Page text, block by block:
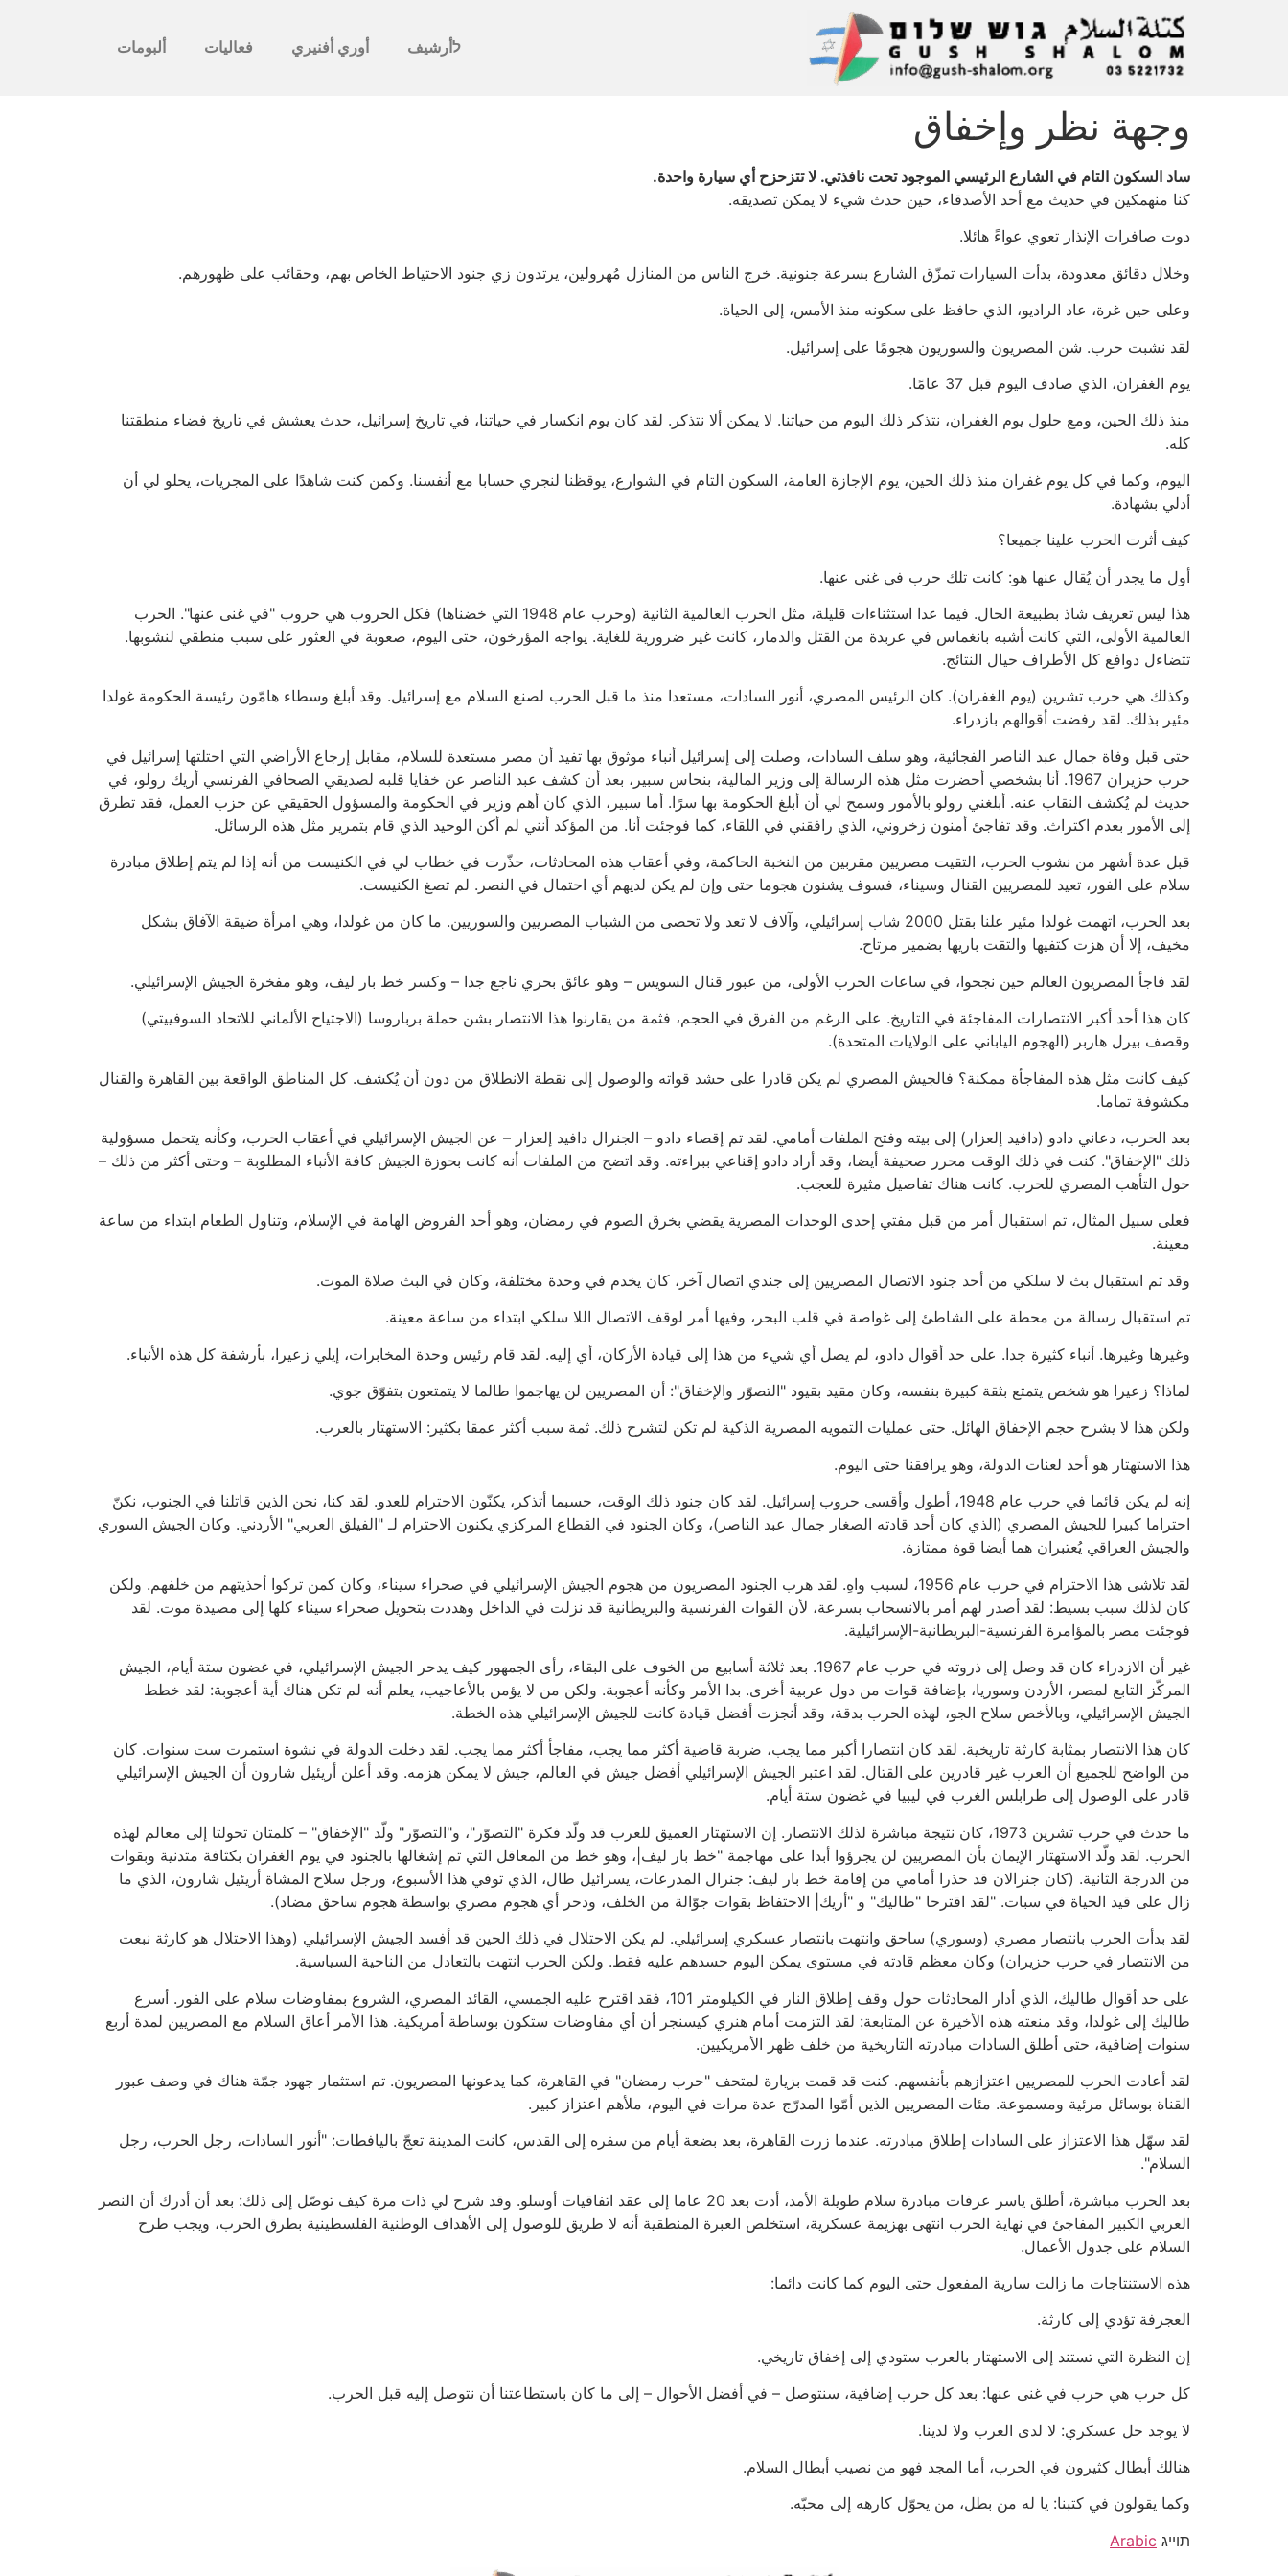
לأرشيف أوري أفنيري فعاليات ألبومات
وجهة نظر وإخفاق
ساد السكون التام في الشارع الرئيسي الموجود تحت نافذتي. لا تتزحزح أي سيارة واحدة.
كنا منهمكين في حديث مع أحد الأصدقاء، حين حدث شيء لا يمكن تصديقه.
دوت صافرات الإنذار تعوي عواءً هائلا.
وخلال دقائق معدودة، بدأت السيارات تمزّق الشارع بسرعة جنونية. خرج الناس من المنازل مُهرولين، يرتدون زي جنود الاحتياط الخاص بهم، وحقائب على ظهورهم.
وعلى حين غرة، عاد الراديو، الذي حافظ على سكونه منذ الأمس، إلى الحياة.
لقد نشبت حرب. شن المصريون والسوريون هجومًا على إسرائيل.
يوم الغفران، الذي صادف اليوم قبل 37 عامًا.
منذ ذلك الحين، ومع حلول يوم الغفران، نتذكر ذلك اليوم من حياتنا. لا يمكن ألا نتذكر. لقد كان يوم انكسار في حياتنا، في تاريخ إسرائيل، حدث يعشش في تاريخ فضاء منطقتنا
كله.
اليوم، وكما في كل يوم غفران منذ ذلك الحين، يوم الإجازة العامة، السكون التام في الشوارع، يوقظنا لنجري حسابا مع أنفسنا. وكمن كنت شاهدًا على المجريات، يحلو لي أن
أدلي بشهادة.
كيف أثرت الحرب علينا جميعا؟
أول ما يجدر أن يُقال عنها هو: كانت تلك حرب في غنى عنها.
هذا ليس تعريف شاذ بطبيعة الحال. فيما عدا استثناءات قليلة، مثل الحرب العالمية الثانية (وحرب عام 1948 التي خضناها) فكل الحروب هي حروب "في غنى عنها". الحرب
العالمية الأولى، التي كانت أشبه بانغماس في عربدة من القتل والدمار، كانت غير ضرورية للغاية. يواجه المؤرخون، حتى اليوم، صعوبة في العثور على سبب منطقي لنشوبها.
تتضاءل دوافع كل الأطراف حيال النتائج.
وكذلك هي حرب تشرين (يوم الغفران). كان الرئيس المصري، أنور السادات، مستعدا منذ ما قبل الحرب لصنع السلام مع إسرائيل. وقد أبلغ وسطاء هامّون رئيسة الحكومة غولدا
مئير بذلك. لقد رفضت أقوالهم بازدراء.
حتى قبل وفاة جمال عبد الناصر الفجائية، وهو سلف السادات، وصلت إلى إسرائيل أنباء موثوق بها تفيد أن مصر مستعدة للسلام، مقابل إرجاع الأراضي التي احتلتها إسرائيل في
حرب حزيران 1967. أنا بشخصي أحضرت مثل هذه الرسالة إلى وزير المالية، بنحاس سبير، بعد أن كشف عبد الناصر عن خفايا قلبه لصديقي الصحافي الفرنسي أريك رولو، في
حديث لم يُكشف النقاب عنه. أبلغني رولو بالأمور وسمح لي أن أبلغ الحكومة بها سرًا. أما سبير، الذي كان أهم وزير في الحكومة والمسؤول الحقيقي عن حزب العمل، فقد تطرق
إلى الأمور بعدم اكتراث. وقد تفاجئ أمنون زخروني، الذي رافقني في اللقاء، كما فوجئت أنا. من المؤكد أنني لم أكن الوحيد الذي قام بتمرير مثل هذه الرسائل.
قبل عدة أشهر من نشوب الحرب، التقيت مصريين مقربين من النخبة الحاكمة، وفي أعقاب هذه المحادثات، حذّرت في خطاب لي في الكنيست من أنه إذا لم يتم إطلاق مبادرة
سلام على الفور، تعيد للمصريين القنال وسيناء، فسوف يشنون هجوما حتى وإن لم يكن لديهم أي احتمال في النصر. لم تصغ الكنيست.
بعد الحرب، اتهمت غولدا مئير علنا بقتل 2000 شاب إسرائيلي، وآلاف لا تعد ولا تحصى من الشباب المصريين والسوريين. ما كان من غولدا، وهي امرأة ضيقة الآفاق بشكل
مخيف، إلا أن هزت كتفيها والتقت باريها بضمير مرتاح.
لقد فاجأ المصريون العالم حين نجحوا، في ساعات الحرب الأولى، من عبور قنال السويس – وهو عائق بحري ناجع جدا – وكسر خط بار ليف، وهو مفخرة الجيش الإسرائيلي.
كان هذا أحد أكبر الانتصارات المفاجئة في التاريخ. على الرغم من الفرق في الحجم، فثمة من يقارنوا هذا الانتصار بشن حملة برباروسا (الاجتياح الألماني للاتحاد السوفييتي)
وقصف بيرل هاربر (الهجوم الياباني على الولايات المتحدة).
كيف كانت مثل هذه المفاجأة ممكنة؟ فالجيش المصري لم يكن قادرا على حشد قواته والوصول إلى نقطة الانطلاق من دون أن يُكشف. كل المناطق الواقعة بين القاهرة والقنال
مكشوفة تماما.
بعد الحرب، دعاني دادو (دافيد إلعزار) إلى بيته وفتح الملفات أمامي. لقد تم إقصاء دادو – الجنرال دافيد إلعزار – عن الجيش الإسرائيلي في أعقاب الحرب، وكأنه يتحمل مسؤولية
ذلك "الإخفاق". كنت في ذلك الوقت محرر صحيفة أيضا، وقد أراد دادو إقناعي ببراءته. وقد اتضح من الملفات أنه كانت بحوزة الجيش كافة الأنباء المطلوبة – وحتى أكثر من ذلك –
حول التأهب المصري للحرب. كانت هناك تفاصيل مثيرة للعجب.
فعلى سبيل المثال، تم استقبال أمر من قبل مفتي إحدى الوحدات المصرية يقضي بخرق الصوم في رمضان، وهو أحد الفروض الهامة في الإسلام، وتناول الطعام ابتداء من ساعة
معينة.
وقد تم استقبال بث لا سلكي من أحد جنود الاتصال المصريين إلى جندي اتصال آخر، كان يخدم في وحدة مختلفة، وكان في البث صلاة الموت.
تم استقبال رسالة من محطة على الشاطئ إلى غواصة في قلب البحر، وفيها أمر لوقف الاتصال اللا سلكي ابتداء من ساعة معينة.
وغيرها وغيرها. أنباء كثيرة جدا. على حد أقوال دادو، لم يصل أي شيء من هذا إلى قيادة الأركان، أي إليه. لقد قام رئيس وحدة المخابرات، إيلي زعيرا، بأرشفة كل هذه الأنباء.
لماذا؟ زعيرا هو شخص يتمتع بثقة كبيرة بنفسه، وكان مقيد بقيود "التصوّر والإخفاق": أن المصريين لن يهاجموا طالما لا يتمتعون بتفوّق جوي.
ولكن هذا لا يشرح حجم الإخفاق الهائل. حتى عمليات التمويه المصرية الذكية لم تكن لتشرح ذلك. ثمة سبب أكثر عمقا بكثير: الاستهتار بالعرب.
هذا الاستهتار هو أحد لعنات الدولة، وهو يرافقنا حتى اليوم.
إنه لم يكن قائما في حرب عام 1948، أطول وأقسى حروب إسرائيل. لقد كان جنود ذلك الوقت، حسبما أتذكر، يكنّون الاحترام للعدو. لقد كنا، نحن الذين قاتلنا في الجنوب، نكنّ
احتراما كبيرا للجيش المصري (الذي كان أحد قادته الصغار جمال عبد الناصر)، وكان الجنود في القطاع المركزي يكنون الاحترام لـ "الفيلق العربي" الأردني. وكان الجيش السوري
والجيش العراقي يُعتبران هما أيضا قوة ممتازة.
لقد تلاشى هذا الاحترام في حرب عام 1956، لسبب واهِ. لقد هرب الجنود المصريون من هجوم الجيش الإسرائيلي في صحراء سيناء، وكان كمن تركوا أحذيتهم من خلفهم. ولكن
كان لذلك سبب بسيط: لقد أصدر لهم أمر بالانسحاب بسرعة، لأن القوات الفرنسية والبريطانية قد نزلت في الداخل وهددت بتحويل صحراء سيناء كلها إلى مصيدة موت. لقد
فوجئت مصر بالمؤامرة الفرنسية-البريطانية-الإسرائيلية.
غير أن الازدراء كان قد وصل إلى ذروته في حرب عام 1967. بعد ثلاثة أسابيع من الخوف على البقاء، رأى الجمهور كيف يدحر الجيش الإسرائيلي، في غضون ستة أيام، الجيش
المركّز التابع لمصر، الأردن وسوريا، بإضافة قوات من دول عربية أخرى. بدا الأمر وكأنه أعجوبة. ولكن من لا يؤمن بالأعاجيب، يعلم أنه لم تكن هناك أية أعجوبة: لقد خطط
الجيش الإسرائيلي، وبالأخص سلاح الجو، لهذه الحرب بدقة، وقد أنجزت أفضل قيادة كانت للجيش الإسرائيلي هذه الخطة.
كان هذا الانتصار بمثابة كارثة تاريخية. لقد كان انتصارا أكبر مما يجب، ضربة قاضية أكثر مما يجب، مفاجأ أكثر مما يجب. لقد دخلت الدولة في نشوة استمرت ست سنوات. كان
من الواضح للجميع أن العرب غير قادرين على القتال. لقد اعتبر الجيش الإسرائيلي أفضل جيش في العالم، جيش لا يمكن هزمه. وقد أعلن أريئيل شارون أن الجيش الإسرائيلي
قادر على الوصول إلى طرابلس الغرب في ليبيا في غضون ستة أيام.
ما حدث في حرب تشرين 1973، كان نتيجة مباشرة لذلك الانتصار. إن الاستهتار العميق للعرب قد ولّد فكرة "التصوّر"، و"التصوّر" ولّد "الإخفاق" – كلمتان تحولتا إلى معالم لهذه
الحرب. لقد ولّد الاستهتار الإيمان بأن المصريين لن يجرؤوا أبدا على مهاجمة "خط بار ليف|، وهو خط من المعاقل التي تم إشغالها بالجنود في يوم الغفران بكثافة متدنية وبقوات
من الدرجة الثانية. (كان جنرالان قد حذرا أمامي من إقامة خط بار ليف: جنرال المدرعات، يسرائيل طال، الذي توفي هذا الأسبوع، ورجل سلاح المشاة أريئيل شارون، الذي ما
زال على قيد الحياة في سبات. "لقد اقترحا "طاليك" و "أريك| الاحتفاظ بقوات جوّالة من الخلف، ودحر أي هجوم مصري بواسطة هجوم ساحق مضاد).
لقد بدأت الحرب بانتصار مصري (وسوري) ساحق وانتهت بانتصار عسكري إسرائيلي. لم يكن الاحتلال في ذلك الحين قد أفسد الجيش الإسرائيلي (وهذا الاحتلال هو كارثة نبعت
من الانتصار في حرب حزيران) وكان معظم قادته في مستوى يمكن اليوم حسدهم عليه فقط. ولكن الحرب انتهت بالتعادل من الناحية السياسية.
على حد أقوال طاليك، الذي أدار المحادثات حول وقف إطلاق النار في الكيلومتر 101، فقد اقترح عليه الجمسي، القائد المصري، الشروع بمفاوضات سلام على الفور. أسرع
طاليك إلى غولدا، وقد منعته هذه الأخيرة عن المتابعة: لقد التزمت أمام هنري كيسنجر أن أي مفاوضات ستكون بوساطة أمريكية. هذا الأمر أعاق السلام مع المصريين لمدة أربع
سنوات إضافية، حتى أطلق السادات مبادرته التاريخية من خلف ظهر الأمريكيين.
لقد أعادت الحرب للمصريين اعتزازهم بأنفسهم. كنت قد قمت بزيارة لمتحف "حرب رمضان" في القاهرة، كما يدعونها المصريون. تم استثمار جهود جمّة هناك في وصف عبور
القناة بوسائل مرئية ومسموعة. مئات المصريين الذين أمّوا المدرّج عدة مرات في اليوم، ملأهم اعتزاز كبير.
لقد سهّل هذا الاعتزاز على السادات إطلاق مبادرته. عندما زرت القاهرة، بعد بضعة أيام من سفره إلى القدس، كانت المدينة تعجّ باليافطات: "أنور السادات، رجل الحرب، رجل
السلام".
بعد الحرب مباشرة، أطلق ياسر عرفات مبادرة سلام طويلة الأمد، أدت بعد 20 عاما إلى عقد اتفاقيات أوسلو. وقد شرح لي ذات مرة كيف توصّل إلى ذلك: بعد أن أدرك أن النصر
العربي الكبير المفاجئ في نهاية الحرب انتهى بهزيمة عسكرية، استخلص العبرة المنطقية أنه لا طريق للوصول إلى الأهداف الوطنية الفلسطينية بطرق الحرب، ويجب طرح
السلام على جدول الأعمال.
هذه الاستنتاجات ما زالت سارية المفعول حتى اليوم كما كانت دائما:
العجرفة تؤدي إلى كارثة.
إن النظرة التي تستند إلى الاستهتار بالعرب ستودي إلى إخفاق تاريخي.
كل حرب هي حرب في غنى عنها: بعد كل حرب إضافية، سنتوصل – في أفضل الأحوال – إلى ما كان باستطاعتنا أن نتوصل إليه قبل الحرب.
لا يوجد حل عسكري: لا لدى العرب ولا لدينا.
هنالك أبطال كثيرون في الحرب، أما المجد فهو من نصيب أبطال السلام.
وكما يقولون في كتبنا: يا له من بطل، من يحوّل كارهه إلى محبّه.
תוייג Arabic